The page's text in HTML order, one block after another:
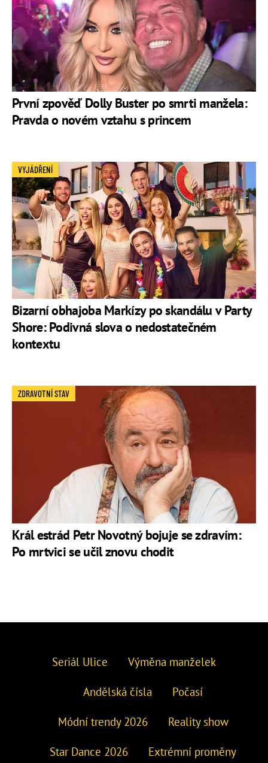
První zpověď Dolly Buster po smrti manžela:
Pravda o novém vztahu s princem
Bizarní obhajoba Markízy po skandálu v Party
Shore: Podivná slova o nedostatečném
kontextu
VYJÁDŘENÍ
Král estrád Petr Novotný bojuje se zdravím:
Po mrtvici se učil znovu chodit
ZDRAVOTNÍ STAV
Seriál Ulice Výměna manželek
Andělská čísla Počasí
Módní trendy 2026 Reality show
Star Dance 2026 Extrémní proměny